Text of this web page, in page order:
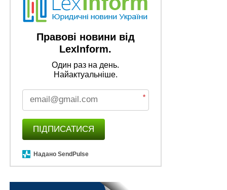
Правові новини від
LexInform.
Один раз на день.
Найактуальніше.
*
ПІДПИСАТИСЯ
Надано SendPulse